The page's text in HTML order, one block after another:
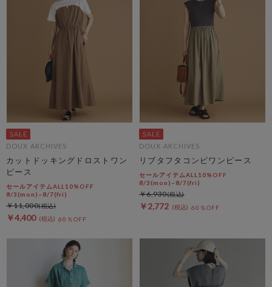
DOUX ARCHIVES
カットドッキングドロストワン
ピース
セールアイテムALL10%OFF
8/3(mon)~8/7(fri)
￥4,400 60％OFF
￥11,000
DOUX ARCHIVES
リブタフタコンビワンピース
セールアイテムALL10%OFF
8/3(mon)~8/7(fri)
￥2,772 60％OFF
￥6,930